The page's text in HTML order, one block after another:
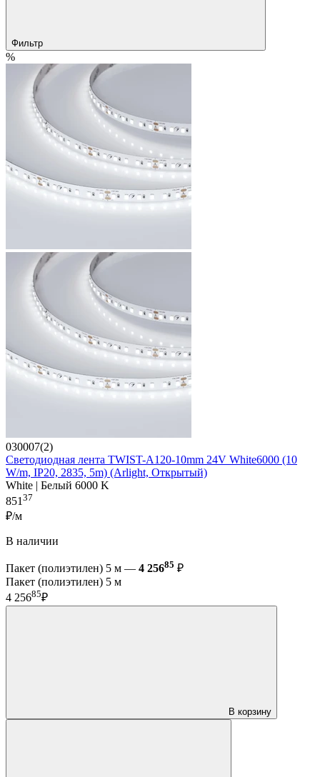
Фильтр
%
030007(2)
Светодиодная лента TWIST-A120-10mm 24V White6000 (10
W/m, IP20, 2835, 5m) (Arlight, Открытый)
White | Белый 6000 K
851 37
₽/м
В наличии
Пакет (полиэтилен) 5 м — 4 25685 ₽
Пакет (полиэтилен) 5 м
4 25685₽
В корзину